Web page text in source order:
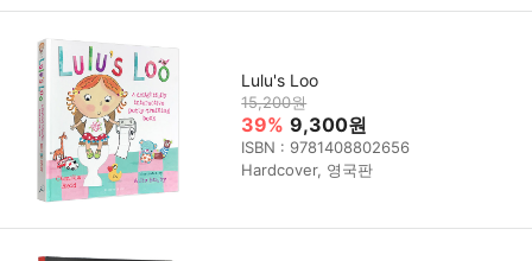
Lulu's Loo
15,200원
39% 9,300원
ISBN : 9781408802656
Hardcover, 영국판